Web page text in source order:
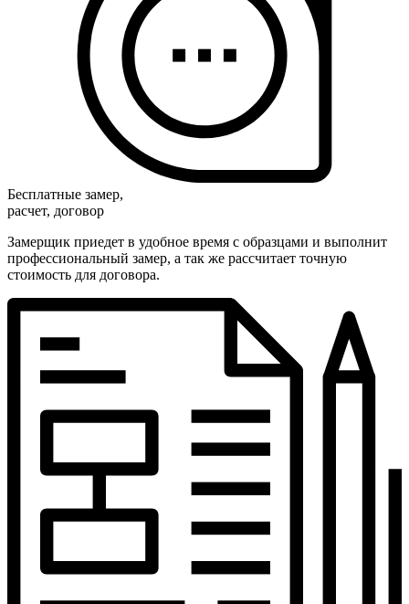
Бесплатные замер,
расчет, договор
Замерщик приедет в удобное время с образцами и выполнит
профессиональный замер, а так же рассчитает точную
стоимость для договора.